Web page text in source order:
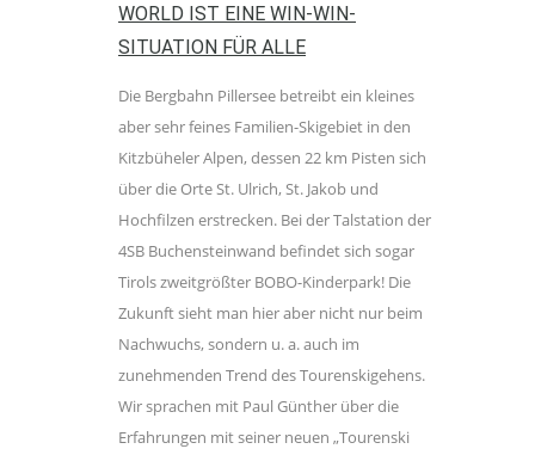
WORLD IST EINE WIN-WIN-
SITUATION FÜR ALLE
Die Bergbahn Pillersee betreibt ein kleines
aber sehr feines Familien-Skigebiet in den
Kitzbüheler Alpen, dessen 22 km Pisten sich
über die Orte St. Ulrich, St. Jakob und
Hochfilzen erstrecken. Bei der Talstation der
4SB Buchensteinwand befindet sich sogar
Tirols zweitgrößter BOBO-Kinderpark! Die
Zukunft sieht man hier aber nicht nur beim
Nachwuchs, sondern u. a. auch im
zunehmenden Trend des Tourenskigehens.
Wir sprachen mit Paul Günther über die
Erfahrungen mit seiner neuen „Tourenski